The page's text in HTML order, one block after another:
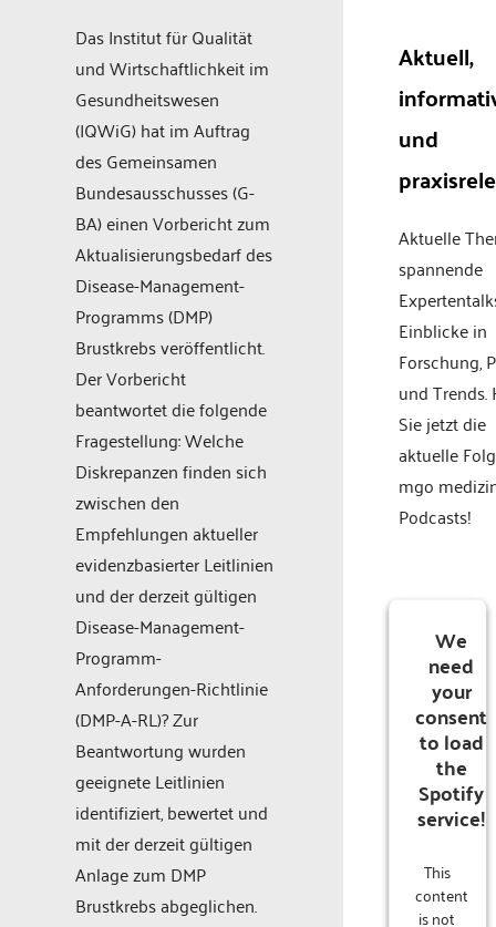
Das Institut für Qualität
und Wirtschaftlichkeit im
Gesundheitswesen
(IQWiG) hat im Auftrag
des Gemeinsamen
Bundesausschusses (G-
BA) einen Vorbericht zum
Aktualisierungsbedarf des
Disease-Management-
Programms (DMP)
Brustkrebs veröffentlicht.
Der Vorbericht
beantwortet die folgende
Fragestellung: Welche
Diskrepanzen finden sich
zwischen den
Empfehlungen aktueller
evidenzbasierter Leitlinien
und der derzeit gültigen
Disease-Management-
Programm-
Anforderungen-Richtlinie
(DMP-A-RL)? Zur
Beantwortung wurden
geeignete Leitlinien
identifiziert, bewertet und
mit der derzeit gültigen
Anlage zum DMP
Brustkrebs abgeglichen.
Aktuell,
und
Aktuelle
spannende
Einblicke in
Forschung,
und Trends.
Sie jetzt die
aktuelle
mgo
Podcasts!
We
need
your
consent
to load
the
Spotify
service!
This
content
is not